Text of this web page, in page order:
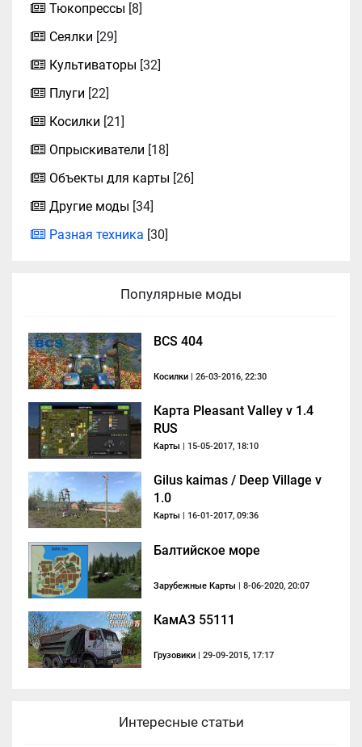
Тюкопрессы [8]
Сеялки [29]
Культиваторы [32]
Плуги [22]
Косилки [21]
Опрыскиватели [18]
Объекты для карты [26]
Другие моды [34]
Разная техника [30]
Популярные моды
BCS 404
Косилки | 26-03-2016, 22:30
Карта Pleasant Valley v 1.4
RUS
Карты | 15-05-2017, 18:10
Gilus kaimas / Deep Village v
1.0
Карты | 16-01-2017, 09:36
Балтийское море
Зарубежные Карты | 8-06-2020, 20:07
КамАЗ 55111
Грузовики | 29-09-2015, 17:17
Интересные статьи